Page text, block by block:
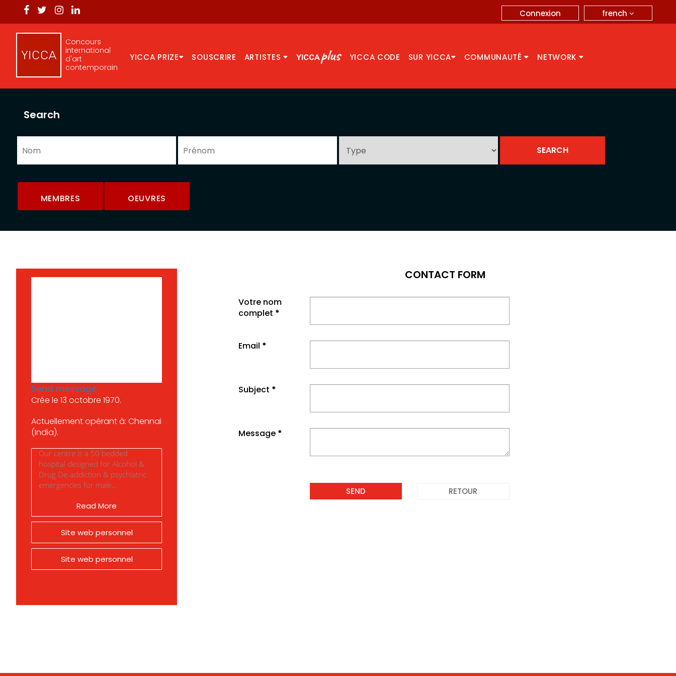
french
Connexion
Concours
international
d'art
contemporain
YICCA PRIZE SOUSCRIRE ARTISTES YICCA CODE SUR YICCA COMMUNAUTÉ NETWORK
Search
MEMBRES OEUVRES
Send message
Crée le 13 octobre 1970.
Actuellement opérant à: Chennai
(India).
Our centre is a 50 bedded
hospital designed for Alcohol &
Drug De-addiction & psychiatric
emergencies for male...
Read More
Site web personnel
Site web personnel
CONTACT FORM
Votre nom
complet *
Email *
Subject *
Message *
RETOUR